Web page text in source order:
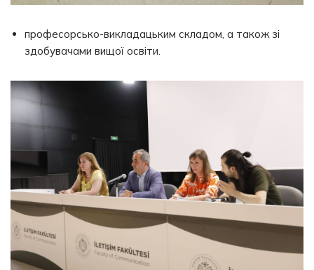
професорсько-викладацьким складом, а також зі
здобувачами вищої освіти.